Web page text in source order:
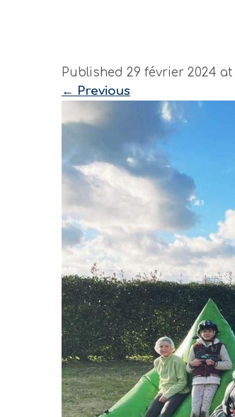
Published 29 février 2024 at
← Previous